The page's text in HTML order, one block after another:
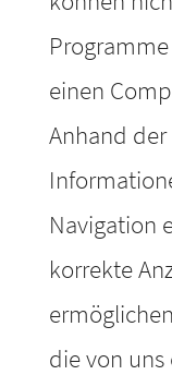
einen
Anhand
Navigation
korrekte
die von uns